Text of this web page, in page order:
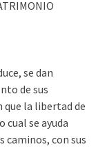
se dan
de sus
que la libertad de
cual se ayuda
con sus